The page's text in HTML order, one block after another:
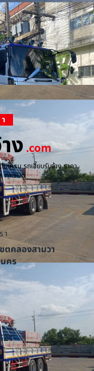
ง.com
ดเครน รถเฮี๊ยบรับจ้าง ราคา
ทุกชนิด
า
ตคลองสามวา
คร